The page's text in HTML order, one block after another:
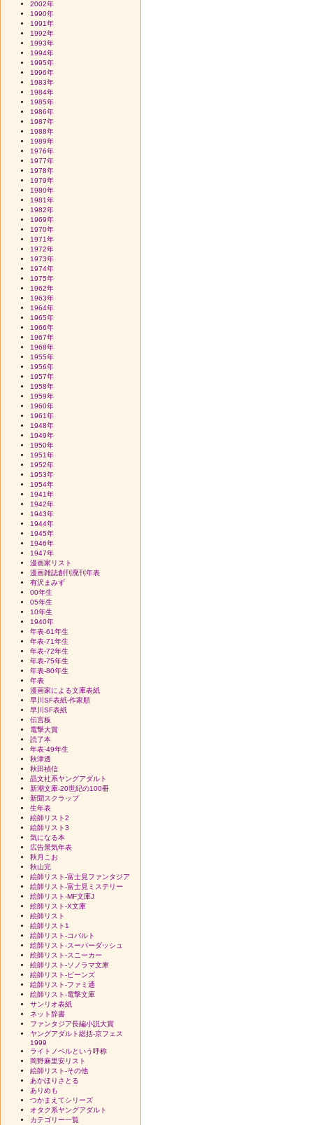
2002年
1990年
1991年
1992年
1993年
1994年
1995年
1996年
1983年
1984年
1985年
1986年
1987年
1988年
1989年
1976年
1977年
1978年
1979年
1980年
1981年
1982年
1969年
1970年
1971年
1972年
1973年
1974年
1975年
1962年
1963年
1964年
1965年
1966年
1967年
1968年
1955年
1956年
1957年
1958年
1959年
1960年
1961年
1948年
1949年
1950年
1951年
1952年
1953年
1954年
1941年
1942年
1943年
1944年
1945年
1946年
1947年
漫画家リスト
漫画雑誌創刊廃刊年表
有沢まみず
00年生
05年生
10年生
1940年
年表-61年生
年表-71年生
年表-72年生
年表-75年生
年表-80年生
年表
漫画家による文庫表紙
早川SF表紙-作家順
早川SF表紙
伝言板
電撃大賞
読了本
年表-49年生
秋津透
秋田禎信
晶文社系ヤングアダルト
新潮文庫-20世紀の100冊
新聞スクラップ
生年表
絵師リスト2
絵師リスト3
気になる本
広告景気年表
秋月こお
秋山完
絵師リスト-富士見ファンタジア
絵師リスト-富士見ミステリー
絵師リスト-MF文庫J
絵師リスト-X文庫
絵師リスト
絵師リスト1
絵師リスト-コバルト
絵師リスト-スーパーダッシュ
絵師リスト-スニーカー
絵師リスト-ソノラマ文庫
絵師リスト-ビーンズ
絵師リスト-ファミ通
絵師リスト-電撃文庫
サンリオ表紙
ネット辞書
ファンタジア長編小説大賞
ヤングアダルト総括-京フェス
1999
ライトノベルという呼称
岡野麻里安リスト
絵師リスト-その他
あかほりさとる
ありめも
つかまえてシリーズ
オタク系ヤングアダルト
カテゴリー一覧